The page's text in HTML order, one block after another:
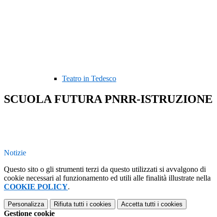
Teatro in Tedesco
SCUOLA FUTURA PNRR-ISTRUZIONE
Notizie
Questo sito o gli strumenti terzi da questo utilizzati si avvalgono di
cookie necessari al funzionamento ed utili alle finalità illustrate nella
COOKIE POLICY.
Personalizza Rifiuta tutti i cookies Accetta tutti i cookies
Gestione cookie